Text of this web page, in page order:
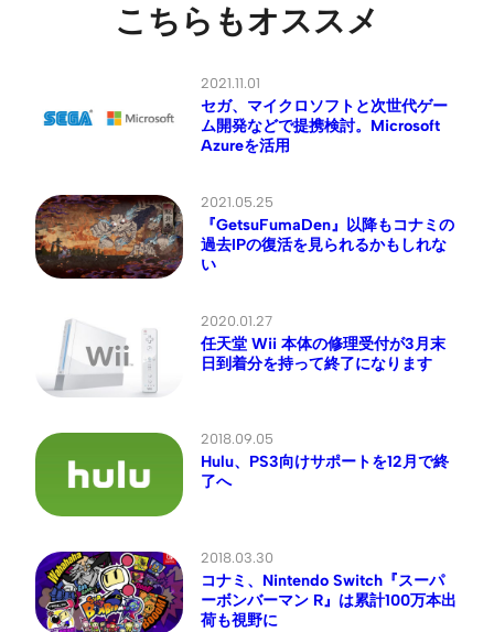
こちらもオススメ
2021.11.01
セガ、マイクロソフトと次世代ゲー
ム開発などで提携検討。Microsoft
Azureを活用
2021.05.25
『GetsuFumaDen』以降もコナミの
過去IPの復活を見られるかもしれな
い
2020.01.27
任天堂 Wii 本体の修理受付が3月末
日到着分を持って終了になります
2018.09.05
Hulu、PS3向けサポートを12月で終
了へ
2018.03.30
コナミ、Nintendo Switch『スーパ
ーボンバーマン R』は累計100万本出
荷も視野に